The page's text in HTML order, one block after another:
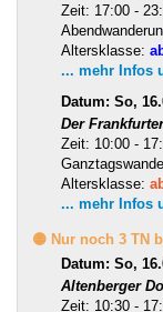
Zeit: 17:00 -
Altersklasse:
... mehr Infos
Datum: So,
Der
Zeit: 10:00 -
Altersklasse:
... mehr Infos
🟡 Nur noch 3 TN
Datum: So,
Altenberger
Zeit: 10:30 -